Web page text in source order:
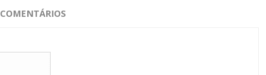
COMENTÁRIOS